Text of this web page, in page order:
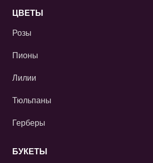
ЦВЕТЫ
Розы
Пионы
Лилии
Тюльпаны
Герберы
БУКЕТЫ